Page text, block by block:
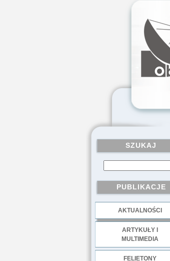
SZUKAJ
PUBLIKACJE
AKTUALNOŚCI
ARTYKUŁY I
MULTIMEDIA
FELIETONY